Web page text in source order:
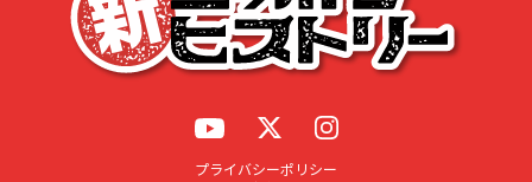
プライバシーポリシー